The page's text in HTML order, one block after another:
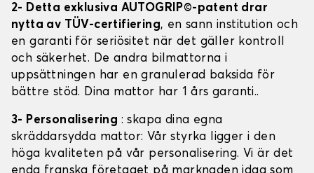
2- Detta exklusiva AUTOGRIP©-patent drar
nytta av TÜV-certifiering, en sann institution och
en garanti för seriösitet när det gäller kontroll
och säkerhet. De andra bilmattorna i
uppsättningen har en granulerad baksida för
bättre stöd. Dina mattor har 1 års garanti..
3- Personalisering : skapa dina egna
skräddarsydda mattor: Vår styrka ligger i den
höga kvaliteten på vår personalisering. Vi är det